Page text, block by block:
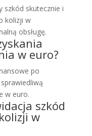
szkód skutecznie i
kolizji w
obsługę.
w euro?
po
w euro.
szkód
w